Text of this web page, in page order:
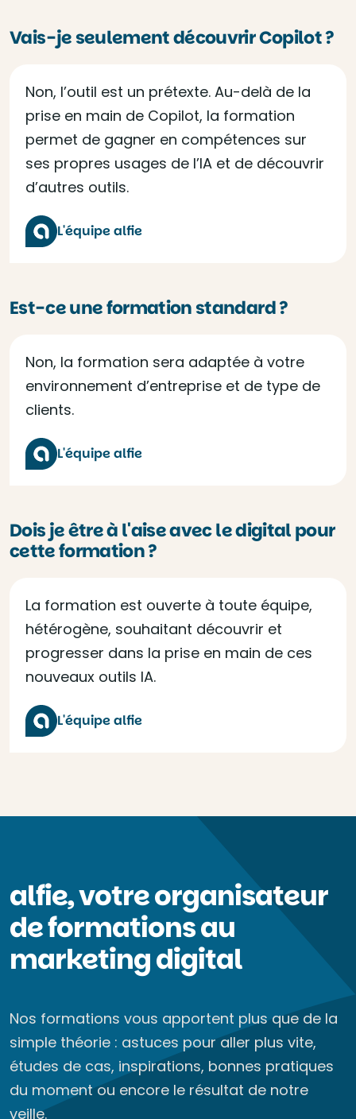
Vais-je seulement découvrir Copilot ?
Non, l’outil est un prétexte. Au-delà de la
prise en main de Copilot, la formation
permet de gagner en compétences sur
ses propres usages de l’IA et de découvrir
d’autres outils.
L'équipe alfie
Est-ce une formation standard ?
Non, la formation sera adaptée à votre
environnement d’entreprise et de type de
clients.
L'équipe alfie
Dois je être à l'aise avec le digital pour
cette formation ?
La formation est ouverte à toute équipe,
hétérogène, souhaitant découvrir et
progresser dans la prise en main de ces
nouveaux outils IA.
L'équipe alfie
alfie, votre organisateur
de formations au
marketing digital
Nos formations vous apportent plus que de la
simple théorie : astuces pour aller plus vite,
études de cas, inspirations, bonnes pratiques
du moment ou encore le résultat de notre
veille.